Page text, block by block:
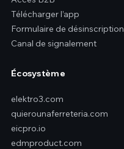
Télécharger l’app
Formulaire de désinscription
Canal de signalement
Écosystème
elektro3.com
quierounaferreteria.com
eicpro.io
edmproduct.com